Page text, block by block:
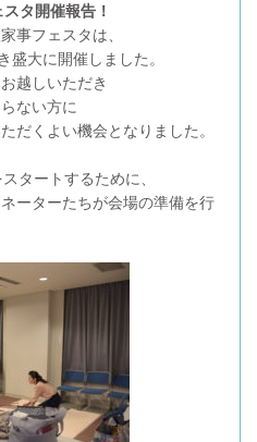
タ開催報告！
事フェスタは、
盛大に開催しました。
越しいただき
ない方に
だくよい機会となりました。
タートするために、
ーターたちが会場の準備を行